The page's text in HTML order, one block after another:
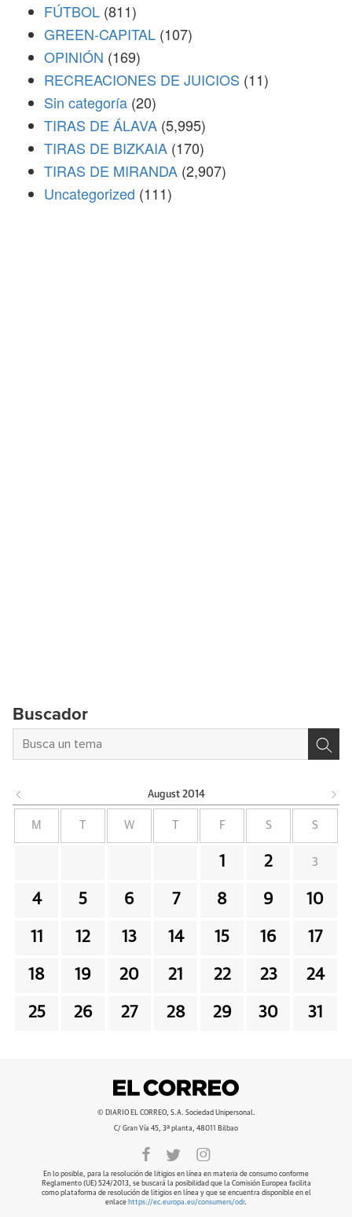
FÚTBOL (811)
GREEN-CAPITAL (107)
OPINIÓN (169)
RECREACIONES DE JUICIOS (11)
Sin categoría (20)
TIRAS DE ÁLAVA (5,995)
TIRAS DE BIZKAIA (170)
TIRAS DE MIRANDA (2,907)
Uncategorized (111)
Buscador
August 2014
M W F S S
1 2 3
4 5 6 7 8 9 10
11 12 13 14 15 16 17
18 19 20 21 22 23 24
25 26 27 28 29 30 31
© DIARIO EL CORREO, S.A. Sociedad Unipersonal.
C/ Gran Vía 45, 3ª planta, 48011 Bilbao
En lo posible, para la resolución de litigios en línea en materia de consumo conforme
Reglamento (UE) 524/2013, se buscará la posibilidad que la Comisión Europea facilita
como plataforma de resolución de litigios en línea y que se encuentra disponible en el
enlace https://ec.europa.eu/consumers/odr.